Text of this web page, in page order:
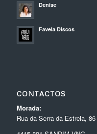
Denise
Favela Discos
CONTACTOS
Morada:
Rua da Serra da Estrela, 86